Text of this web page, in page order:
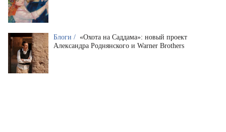
Блоги / «Охота на Саддама»: новый проект
Александра Роднянского и Warner Brothers